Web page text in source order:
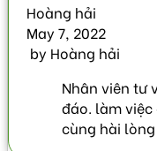
Hoàng hải
May 7, 2022
by Hoàng hải
Nhân viên tư
đáo. làm
cùng hài